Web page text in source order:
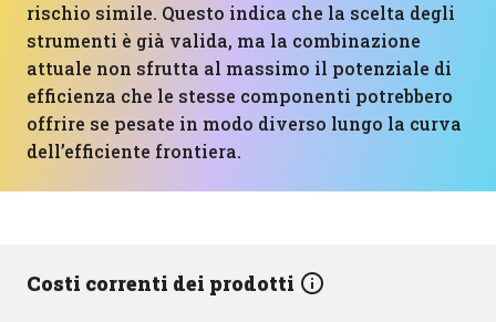
rischio simile. Questo indica che la scelta degli
strumenti è già valida, ma la combinazione
attuale non sfrutta al massimo il potenziale di
efficienza che le stesse componenti potrebbero
offrire se pesate in modo diverso lungo la curva
dell’efficiente frontiera.
Costi correnti dei prodotti